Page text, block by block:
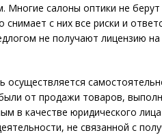
Многие салоны оптики не берут
с них все риски и
не получают лицензию
осуществляется
от продажи товаров,
в качестве юридического
не связанной с